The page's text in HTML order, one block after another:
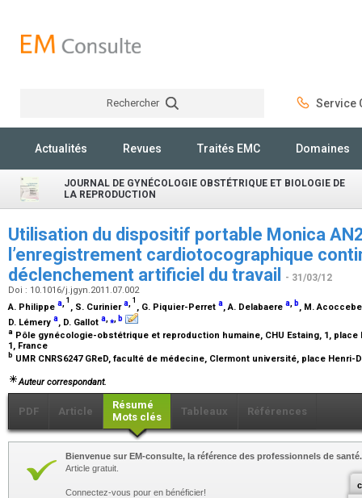
Rechercher Service
Actualités Revues Traités EMC Domaines
JOURNAL DE GYNÉCOLOGIE OBSTÉTRIQUE ET BIOLOGIE DE
LA REPRODUCTION
Utilisation du dispositif portable Monica
l’enregistrement cardiotocographique
déclenchement artificiel du travail
- 31/03/12
Doi : 10.1016/j.jgyn.2011.07.002
A. Philippe a, 1
, S. Curiniera, 1
, G. Piquier-Perret a, A. Delabaere a, b, M.
D. Lémery a, D. Gallot a,⁎, b
a Pôle gynécologie-obstétrique et reproduction humaine, CHU Estaing, 1, place
1, France
b UMR CNRS6247 GReD, faculté de médecine, Clermont université, place Henri-
Auteur correspondant.
PDF Article
Résumé
Mots clés
Tableaux Références
Bienvenue sur EM-consulte, la référence des professionnels de santé.
Article gratuit.
Connectez-vous pour en bénéficier!